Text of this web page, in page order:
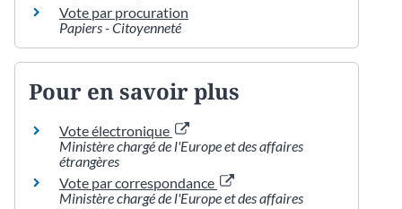
Vote par procuration
Papiers - Citoyenneté
Pour en savoir plus
Vote électronique
Ministère chargé de l'Europe et des affaires
étrangères
Vote par correspondance
Ministère chargé de l'Europe et des affaires